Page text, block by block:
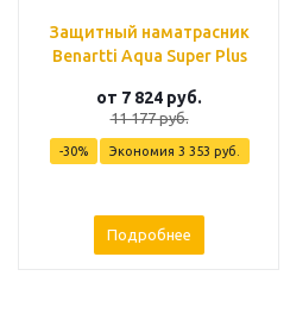
Защитный наматрасник
Benartti Aqua Super Plus
от 7 824 руб.
11 177 руб.
-30% Экономия 3 353 руб.
Подробнее